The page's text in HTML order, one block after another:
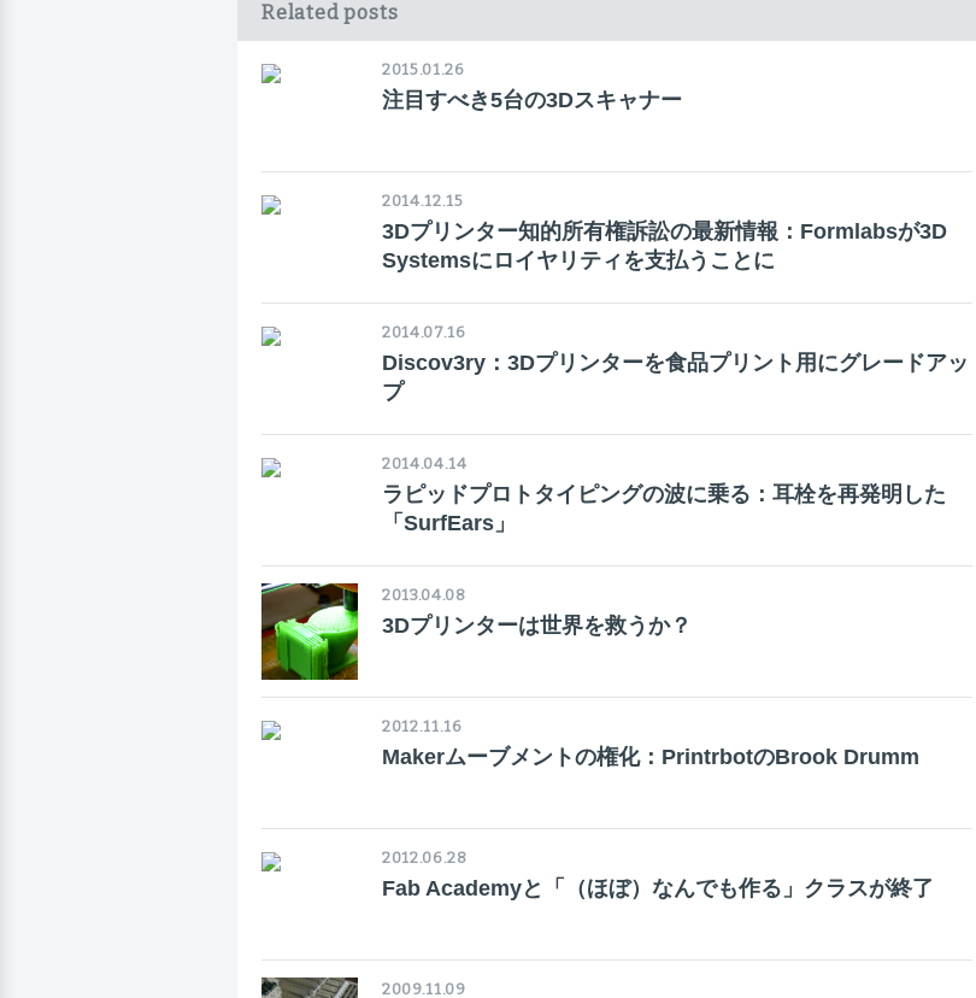
Related posts
2015.01.26
注目すべき5台の3Dスキャナー
2014.12.15
3Dプリンター知的所有権訴訟の最新情報：Formlabsが3D
Systemsにロイヤリティを支払うことに
2014.07.16
Discov3ry：3Dプリンターを食品プリント用にグレードアッ
プ
2014.04.14
ラピッドプロトタイピングの波に乗る：耳栓を再発明した
「SurfEars」
2013.04.08
3Dプリンターは世界を救うか？
2012.11.16
Makerムーブメントの権化：PrintrbotのBrook Drumm
2012.06.28
Fab Academyと「（ほぼ）なんでも作る」クラスが終了
2009.11.09